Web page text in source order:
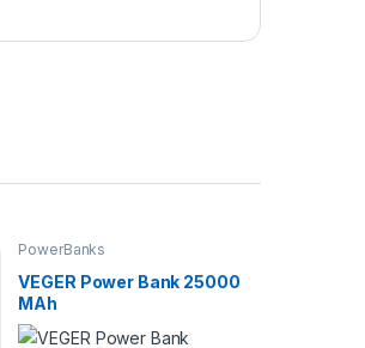
PowerBanks
VEGER Power Bank 25000
MAh